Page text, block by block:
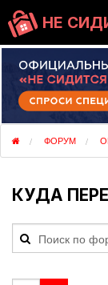
НЕ
ФОРУМ
КУДА